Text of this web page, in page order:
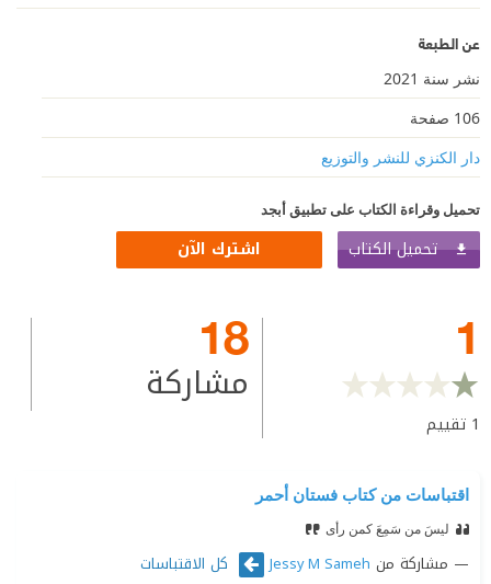
عن الطبعة
نشر سنة 2021
106 صفحة
دار الكنزي للنشر والتوزيع
تحميل وقراءة الكتاب على تطبيق أبجد
تحميل الكتاب اشترك الآن
1
1 تقييم
18
مشاركة
اقتباسات من كتاب فستان أحمر
ليسَ من سَمِعَ كمن رأى
مشاركة من Jessy M Sameh كل الاقتباسات